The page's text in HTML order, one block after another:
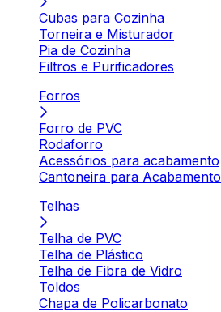
Cubas para Cozinha
Torneira e Misturador
Pia de Cozinha
Filtros e Purificadores
Forros
Forro de PVC
Rodaforro
Acessórios para acabamento
Cantoneira para Acabamento
Telhas
Telha de PVC
Telha de Plástico
Telha de Fibra de Vidro
Toldos
Chapa de Policarbonato